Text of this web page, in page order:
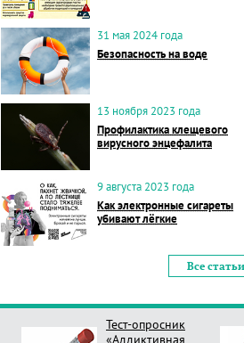
31 мая 2024 года
Безопасность на воде
13 ноября 2023 года
Профилактика клещевого
вирусного энцефалита
9 августа 2023 года
Как электронные сигареты
убивают лёгкие
Все статьи
Тест-опросник
«Аддиктивная